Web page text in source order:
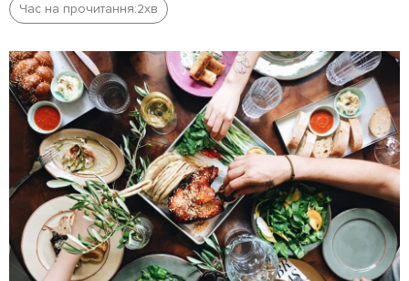
Час на прочитання:2хв